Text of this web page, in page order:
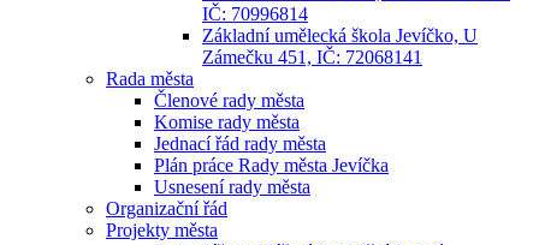
IČ: 70996814
Základní umělecká škola Jevíčko, U
Zámečku 451, IČ: 72068141
Rada města
Členové rady města
Komise rady města
Jednací řád rady města
Plán práce Rady města Jevíčka
Usnesení rady města
Organizační řád
Projekty města